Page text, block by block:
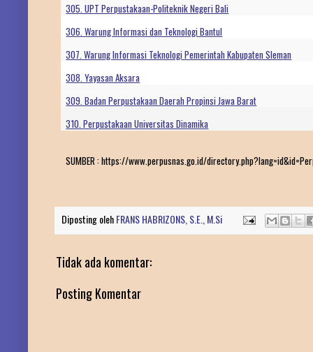
305. UPT Perpustakaan-Politeknik Negeri Bali
306. Warung Informasi dan Teknologi Bantul
307. Warung Informasi Teknologi Pemerintah Kabupaten Sleman
308. Yayasan Aksara
309. Badan Perpustakaan Daerah Propinsi Jawa Barat
310. Perpustakaan Universitas Dinamika
SUMBER : https://www.perpusnas.go.id/
Diposting olehFRANS HABRIZONS, S.E., M.Si
Tidak ada komentar:
Posting Komentar